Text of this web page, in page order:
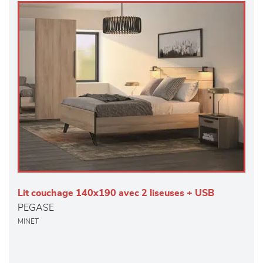
Lit couchage 140x190 avec 2 liseuses + USB
PEGASE
MINET